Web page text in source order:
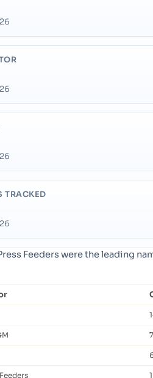
TRACKED
Feeders were the leading